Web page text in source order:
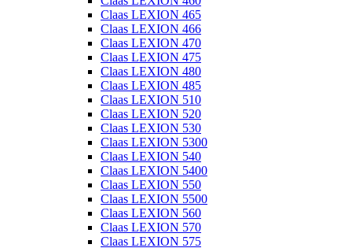
Claas LEXION 465
Claas LEXION 466
Claas LEXION 470
Claas LEXION 475
Claas LEXION 480
Claas LEXION 485
Claas LEXION 510
Claas LEXION 520
Claas LEXION 530
Claas LEXION 5300
Claas LEXION 540
Claas LEXION 5400
Claas LEXION 550
Claas LEXION 5500
Claas LEXION 560
Claas LEXION 570
Claas LEXION 575